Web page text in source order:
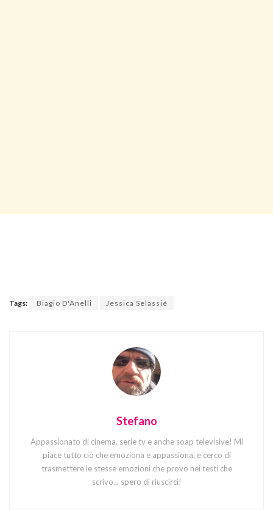
Tags: Biagio D'Anelli Jessica Selassié
Stefano
Appassionato di cinema, serie tv e anche soap televisive! Mi
piace tutto ciò che emoziona e appassiona, e cerco di
trasmettere le stesse emozioni che provo nei testi che
scrivo... spero di riuscirci!